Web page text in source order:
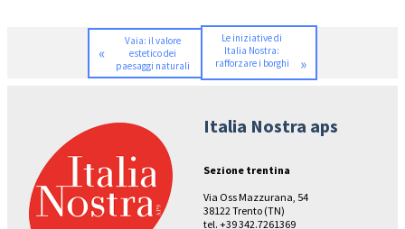
«
Vaia: il valore
estetico dei
paesaggi naturali
Le iniziative di
Italia Nostra:
rafforzare i borghi
»
Italia Nostra aps
Sezione trentina
Via Oss Mazzurana, 54
38122 Trento (TN)
tel. +39 342.7261369